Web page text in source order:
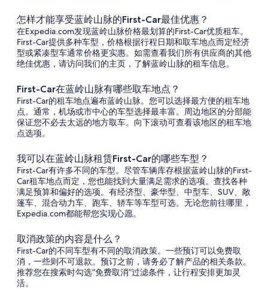
怎样才能享受蓝岭山脉的First-Car最佳优惠？
在Expedia.com发现蓝岭山脉价格最划算的First-Car优质租车。
First-Car提供多种车型，价格根据行程日期和取车地点而定经济
型或紧凑型车通常价格更实惠。如需查看我们所有供应商的其他
绝佳优惠，请访问我们的主页，了解蓝岭山脉的租车信息。
First-Car在蓝岭山脉有哪些取车地点？
First-Car的租车地点遍布蓝岭山脉。您可以选择最方便的租车地
点。通常，机场或市中心的车型选择最丰富。周边地区的分部能
保证您不必去太远的地方取车。向下滚动可查看该地区的租车地
点选项。
我可以在蓝岭山脉租赁First-Car的哪些车型？
First-Car有许多不同的车型。尽管车辆库存根据蓝岭山脉的First-
Car租车地点而定，您也能找到大量满足需求的选项。查找各种
满足预算和偏好的选项。有经济型、豪华型、中型车、SUV、敞
篷车、混合动力车、跑车、轿车等车型可选。无论您前往哪里，
Expedia.com都能帮您实现心愿。
取消政策的内容是什么？
First-Car的不同车型有不同的取消政策。一些预订可以免费取
消，一些则不可退款。预订之前，请务必了解产品的相关条款。
推荐您在搜索时勾选“免费取消”过滤条件，让行程安排更加灵
活。